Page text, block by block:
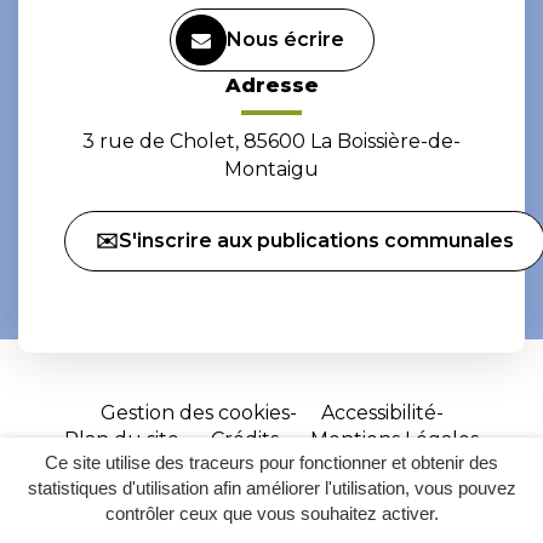
Ce site utilise des traceurs pour fonctionner et obtenir des
statistiques d'utilisation afin améliorer l'utilisation, vous pouvez
contrôler ceux que vous souhaitez activer.
Nous écrire
Adresse
3 rue de Cholet, 85600 La Boissière-de-
Montaigu
✉️S'inscrire aux publications communales
Gestion des cookies
Accessibilité
Plan du site
Crédits
Mentions Légales
Site
réalisé